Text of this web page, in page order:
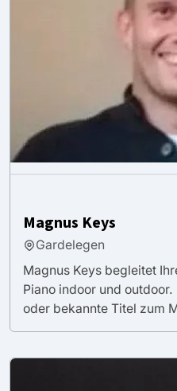
Magnus Keys
Gardelegen
Magnus Keys begleitet
Piano indoor und
oder bekannte Titel zum